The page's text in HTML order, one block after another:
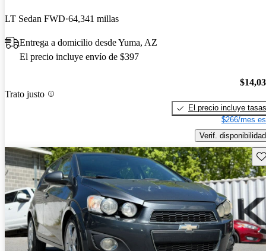
LT Sedan FWD 64,341 millas
Entrega a domicilio desde Yuma, AZ
El precio incluye envío de $397
Trato justo
El precio incluye tasas
$266/mes
Verif. disponibilidad